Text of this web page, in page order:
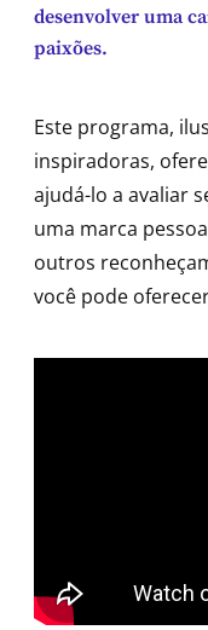
desenvolver uma
paixões.
Este programa,
inspiradoras,
ajudá-lo a avaliar
uma marca
outros
você pode